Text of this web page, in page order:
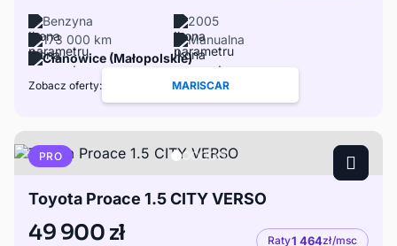
Benzyna
2005
173 000 km
Manualna
Cianowice (Małopolskie)
Zobacz oferty: MARISCAR
PRO
Toyota Proace 1.5 CITY VERSO
49 900 zł Raty1 464zł/msc